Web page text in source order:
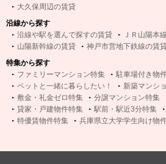
大久保周辺の賃貸
沿線から探す
沿線や駅を選んで探すの賃貸
ＪＲ山陽本
山陽新幹線の賃貸
神戸市営地下鉄線の賃
特集から探す
ファミリーマンション特集
駐車場付き物
ペットと一緒に暮らしたい！
新築マンシ
敷金・礼金ゼロ特集
分譲マンション特集
貸家・戸建物件特集
駅前・駅近3分特集
特優賃物件特集
兵庫県立大学学生向け物